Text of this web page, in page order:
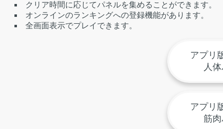
クリア時間に応じてパネルを集めることができます。
オンラインのランキングへの登録機能があります。
全画面表示でプレイできます。
アプリ
人
アプリ
筋